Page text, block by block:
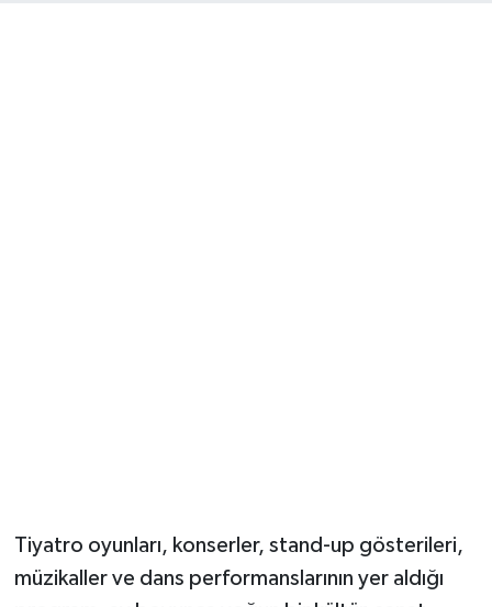
Tiyatro oyunları, konserler, stand-up gösterileri,
müzikaller ve dans performanslarının yer aldığı